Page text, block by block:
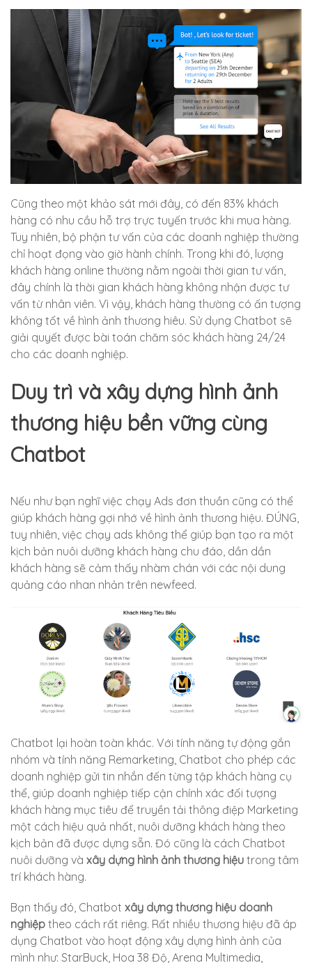
Cũng theo một khảo sát mới đây, có đến 83% khách
hàng có nhu cầu hỗ trợ trực tuyến trước khi mua hàng.
Tuy nhiên, bộ phận tư vấn của các doanh nghiệp thường
chỉ hoạt đọng vào giờ hành chính. Trong khi đó, lượng
khách hàng online thường nằm ngoài thời gian tư vấn,
đây chính là thời gian khách hàng không nhận được tư
vấn từ nhân viên. Vì vậy, khách hàng thường có ấn tượng
không tốt về hình ảnh thương hiêu. Sử dụng Chatbot sẽ
giải quyết được bài toán chăm sóc khách hàng 24/24
cho các doanh nghiệp.
Duy trì và xây dựng hình ảnh
thương hiệu bền vững cùng
Chatbot
Nếu như bạn nghĩ việc chạy Ads đơn thuần cũng có thể
giúp khách hàng gợi nhớ về hình ảnh thương hiệu. ĐÚNG,
tuy nhiên, việc chạy ads không thể giúp bạn tạo ra một
kịch bản nuôi dưỡng khách hàng chu đáo, dần dần
khách hàng sẽ cảm thấy nhàm chán với các nội dung
quảng cáo nhan nhản trên newfeed.
Chatbot lại hoàn toàn khác. Với tính năng tự động gắn
nhóm và tính năng Remarketing, Chatbot cho phép các
doanh nghiệp gửi tin nhắn đến từng tập khách hàng cụ
thể, giúp doanh nghiệp tiếp cận chính xác đối tượng
khách hàng mục tiêu để truyền tải thông điệp Marketing
một cách hiệu quả nhất, nuôi dưỡng khách hàng theo
kịch bản đã được dựng sẵn. Đó cũng là cách Chatbot
nuôi dưỡng và xây dựng hình ảnh thương hiệu trong tâm
trí khách hàng.
Bạn thấy đó, Chatbot xây dựng thương hiệu doanh
nghiệp theo cách rất riêng. Rất nhiều thương hiệu đã áp
dụng Chatbot vào hoạt động xây dựng hình ảnh của
mình như: StarBuck, Hoa 38 Độ, Arena Multimedia,